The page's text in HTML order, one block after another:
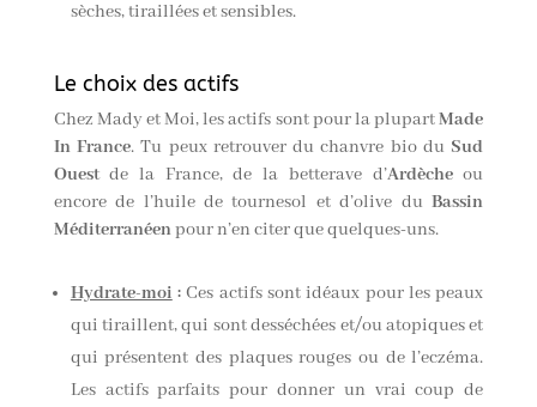
sèches, tiraillées et sensibles.
Le choix des actifs
Chez Mady et Moi, les actifs sont pour la plupartMade
In France. Tu peux retrouver du chanvre bio du Sud
Ouestde la France, de la betterave d’Ardècheou
encore de l’huile de tournesol et d’olive duBassin
Méditerranéenpour n’en citer que quelques-uns.
Hydrate-moi :Ces actifs sont idéaux pour les peaux
qui tiraillent, qui sont desséchées et/ou atopiques et
qui présentent des plaques rouges ou de l’eczéma.
Les actifs parfaits pour donner un vrai coup de